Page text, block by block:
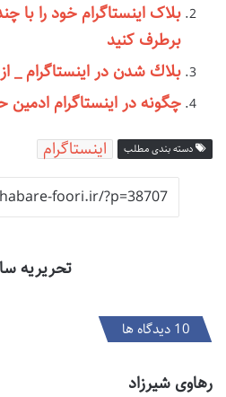
بلاک اینستاگرام خود را
برطرف کنید
بلاك شدن در اينستاگرام _
چگونه در اینستاگرام
دسته بندی مطلب اینستاگرام
تحریریه
‫10 دیدگاه ها
رهاوی شیرزاد